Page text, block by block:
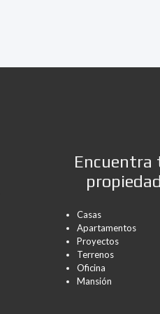
Encuentra
propiedad
Casas
Apartamentos
Proyectos
Terrenos
Oficina
Mansión